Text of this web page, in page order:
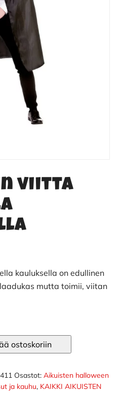
viitta
kauluksella on edullinen
mutta toimii, viitan
ostoskoriin
Osastot: Aikuisten halloween
ja kauhu, KAIKKI AIKUISTEN